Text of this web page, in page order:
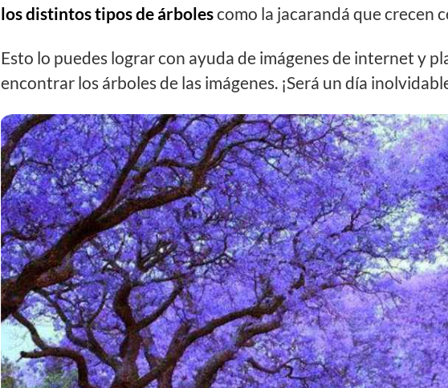
los distintos tipos de árbolescomo la jacarandá que crecen
Esto lo puedes lograr con ayuda de imágenes de internet y
encontrar los árboles de las imágenes. ¡Será un día